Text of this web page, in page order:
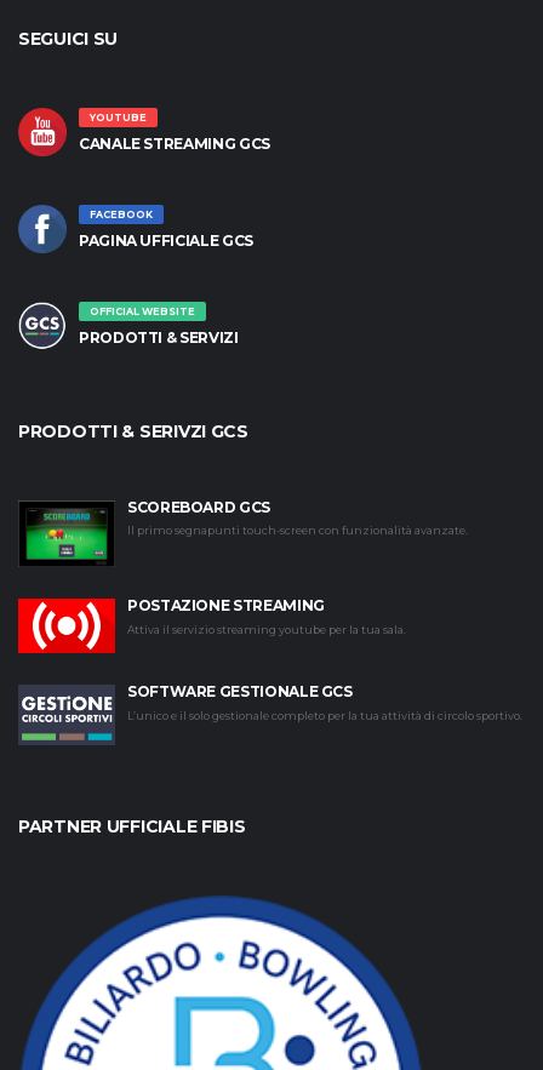
SEGUICI SU
YOUTUBE
CANALE STREAMING GCS
FACEBOOK
PAGINA UFFICIALE GCS
OFFICIAL WEBSITE
PRODOTTI & SERVIZI
PRODOTTI & SERIVZI GCS
SCOREBOARD GCS
Il primo segnapunti touch-screen con funzionalità avanzate.
POSTAZIONE STREAMING
Attiva il servizio streaming youtube per la tua sala.
SOFTWARE GESTIONALE GCS
L’unico e il solo gestionale completo per la tua attività di circolo sportivo.
PARTNER UFFICIALE FIBIS